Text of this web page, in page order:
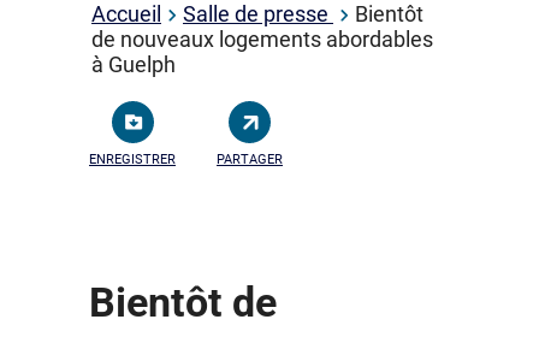
Accueil Salle de presse
Bientôt
de nouveaux logements abordables
à Guelph
ENREGISTRER PARTAGER
Bientôt de